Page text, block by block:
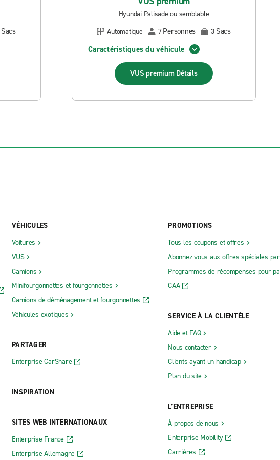
Sacs
Hyundai Palisade ou semblable
Automatique
7Personnes 3 Sacs
Caractéristiques du véhicule
VUS premium Détails
VÉHICULES
Voitures
VUS
Camions
Minifourgonnettes et fourgonnettes
Camions de déménagement et fourgonnettes
Véhicules exotiques
PARTAGER
Enterprise CarShare
INSPIRATION
SITES WEB INTERNATIONAUX
Enterprise France
Enterprise Allemagne
PROMOTIONS
Tous les coupons et offres
Abonnez-vous aux offres spéciales
Programmes de récompenses pour
CAA
SERVICE À LA CLIENTÈLE
Aide et FAQ
Nous contacter
Clients ayant un handicap
Plan du site
L’ENTREPRISE
À propos de nous
Enterprise Mobility
Carrières